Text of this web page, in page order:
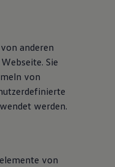
anderen
Sie
von
werden.
von